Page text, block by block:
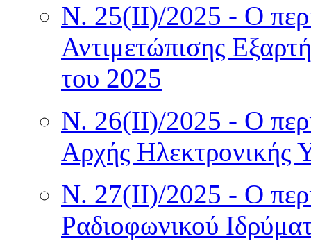
Ν. 25(II)/2025 - Ο
Αντιμετώπισης
του 2025
Ν. 26(II)/2025 - Ο
Αρχής Ηλεκτρονικής
Ν. 27(II)/2025 - Ο
Ραδιοφωνικού